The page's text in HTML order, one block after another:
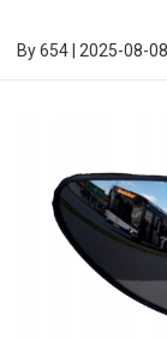
By654 2025-08-08